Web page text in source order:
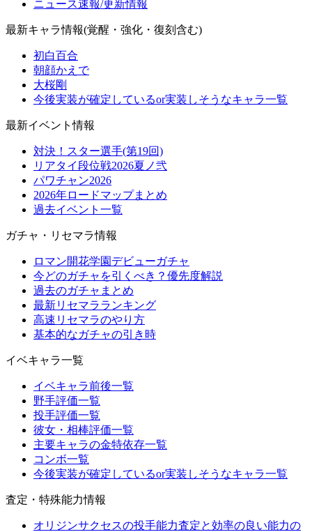
ニュース速報/更新情報
最新キャラ情報(覚醒・強化・復刻含む)
初白百合
朝顔かえで
大桜剛
今後実装が確定しているor実装しそうなキャラ一覧
最新イベント情報
対決！スター選手(第19回)
リアタイ段位戦2026夏ノ弐
パワチャン2026
2026年ロードマップまとめ
過去イベント一覧
ガチャ・リセマラ情報
ロマン開花学園デビューガチャ
今どのガチャを引くべき？優先度解説
過去のガチャまとめ
最新リセマラランキング
高速リセマラのやり方
基本的なガチャの引き時
イベキャラ一覧
イベキャラ前後一覧
野手評価一覧
投手評価一覧
彼女・相棒評価一覧
主要キャラの金特依存一覧
コンボ一覧
今後実装が確定しているor実装しそうなキャラ一覧
査定・特殊能力情報
オリジンサクセスの投手能力査定と効率の良い能力の